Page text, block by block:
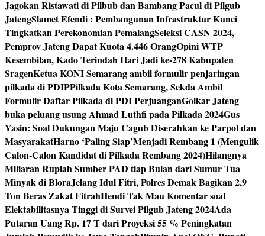
Jagokan Ristawati di Pilbub dan Bambang Pacul di Pilgub
JatengSlamet Efendi : Pembangunan Infrastruktur Kunci
Tingkatkan Perekonomian PemalangSeleksi CASN 2024,
Pemprov Jateng Dapat Kuota 4.446 OrangOpini WTP
Kesembilan, Kado Terindah Hari Jadi ke-278 Kabupaten
SragenKetua KONI Semarang ambil formulir penjaringan
pilkada di PDIPPilkada Kota Semarang, Sekda Ambil
Formulir Daftar Pilkada di PDI PerjuanganGolkar Jateng
buka peluang usung Ahmad Luthfi pada Pilkada 2024Gus
Yasin: Soal Dukungan Maju Cagub Diserahkan ke Parpol dan
MasyarakatHarno ‘Paling Siap’Menjadi Rembang 1 (Mengulik
Calon-Calon Kandidat di Pilkada Rembang 2024)Hilangnya
Miliaran Rupiah Sumber PAD tiap Bulan dari Sumur Tua
Minyak di BloraJelang Idul Fitri, Polres Demak Bagikan 2,9
Ton Beras Zakat FitrahHendi Tak Mau Komentar soal
Elektabilitasnya Tinggi di Survei Pilgub Jateng 2024Ada
Putaran Uang Rp. 17 T dari Proyeksi 55 % Peningkatan